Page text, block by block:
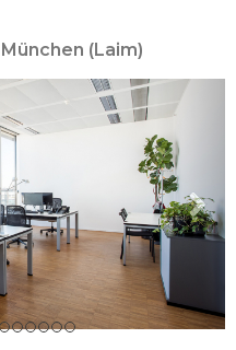
(Laim)